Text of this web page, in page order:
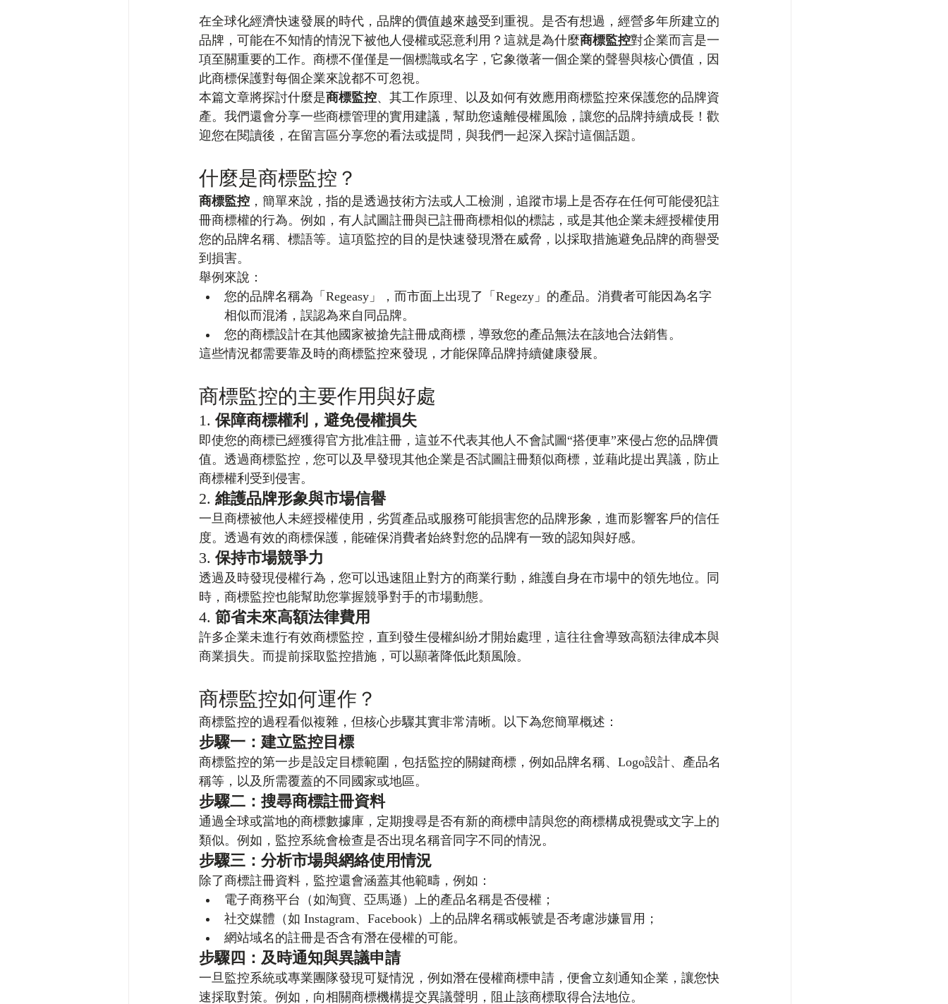
在全球化經濟快速發展的時代，品牌的價值越來越受到重視。是否有想過，經營多年所建立的
品牌，可能在不知情的情況下被他人侵權或惡意利用？這就是為什麼商標監控對企業而言是一
項至關重要的工作。商標不僅僅是一個標識或名字，它象徵著一個企業的聲譽與核心價值，因
此商標保護對每個企業來說都不可忽視。
本篇文章將探討什麼是商標監控、其工作原理、以及如何有效應用商標監控來保護您的品牌資
產。我們還會分享一些商標管理的實用建議，幫助您遠離侵權風險，讓您的品牌持續成長！歡
迎您在閱讀後，在留言區分享您的看法或提問，與我們一起深入探討這個話題。
什麼是商標監控？
商標監控 ，簡單來說，指的是透過技術方法或人工檢測，追蹤市場上是否存在任何可能侵犯註
冊商標權的行為。例如，有人試圖註冊與已註冊商標相似的標誌，或是其他企業未經授權使用
您的品牌名稱、標語等。這項監控的目的是快速發現潛在威脅，以採取措施避免品牌的商譽受
到損害。
舉例來說：
您的品牌名稱為「Regeasy」，而市面上出現了「Regezy」的產品。消費者可能因為名字
相似而混淆，誤認為來自同品牌。
您的商標設計在其他國家被搶先註冊成商標，導致您的產品無法在該地合法銷售。
這些情況都需要靠及時的商標監控來發現，才能保障品牌持續健康發展。
商標監控的主要作用與好處
1. 保障商標權利，避免侵權損失
即使您的商標已經獲得官方批准註冊，這並不代表其他人不會試圖“搭便車”來侵占您的品牌價
值。透過商標監控，您可以及早發現其他企業是否試圖註冊類似商標，並藉此提出異議，防止
商標權利受到侵害。
2. 維護品牌形象與市場信譽
一旦商標被他人未經授權使用，劣質產品或服務可能損害您的品牌形象，進而影響客戶的信任
度。透過有效的商標保護，能確保消費者始終對您的品牌有一致的認知與好感。
3. 保持市場競爭力
透過及時發現侵權行為，您可以迅速阻止對方的商業行動，維護自身在市場中的領先地位。同
時，商標監控也能幫助您掌握競爭對手的市場動態。
4. 節省未來高額法律費用
許多企業未進行有效商標監控，直到發生侵權糾紛才開始處理，這往往會導致高額法律成本與
商業損失。而提前採取監控措施，可以顯著降低此類風險。
商標監控如何運作？
商標監控的過程看似複雜，但核心步驟其實非常清晰。以下為您簡單概述：
步驟一：建立監控目標
商標監控的第一步是設定目標範圍，包括監控的關鍵商標，例如品牌名稱、Logo設計、產品名
稱等，以及所需覆蓋的不同國家或地區。
步驟二：搜尋商標註冊資料
通過全球或當地的商標數據庫，定期搜尋是否有新的商標申請與您的商標構成視覺或文字上的
類似。例如，監控系統會檢查是否出現名稱音同字不同的情況。
步驟三：分析市場與網絡使用情況
除了商標註冊資料，監控還會涵蓋其他範疇，例如：
電子商務平台（如淘寶、亞馬遜）上的產品名稱是否侵權；
社交媒體（如 Instagram、Facebook）上的品牌名稱或帳號是否考慮涉嫌冒用；
網站域名的註冊是否含有潛在侵權的可能。
步驟四：及時通知與異議申請
一旦監控系統或專業團隊發現可疑情況，例如潛在侵權商標申請，便會立刻通知企業，讓您快
速採取對策。例如，向相關商標機構提交異議聲明，阻止該商標取得合法地位。